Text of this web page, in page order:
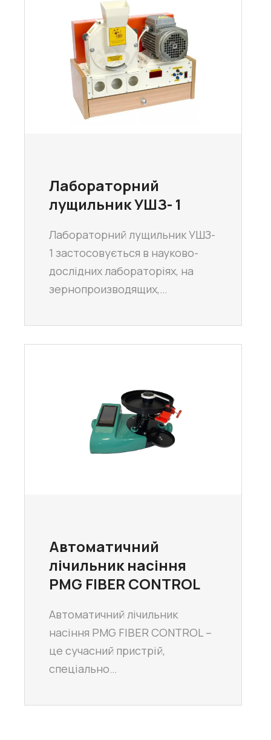
Лабораторний
лущильник УШЗ- 1
Лабораторний лущильник УШЗ-
1 застосовується в науково-
дослідних лабораторіях, на
зернопроизводящих,…
Автоматичний
лічильник насіння
PMG FIBER CONTROL
Автоматичний лічильник
насіння PMG FIBER CONTROL –
це сучасний пристрій,
спеціально…